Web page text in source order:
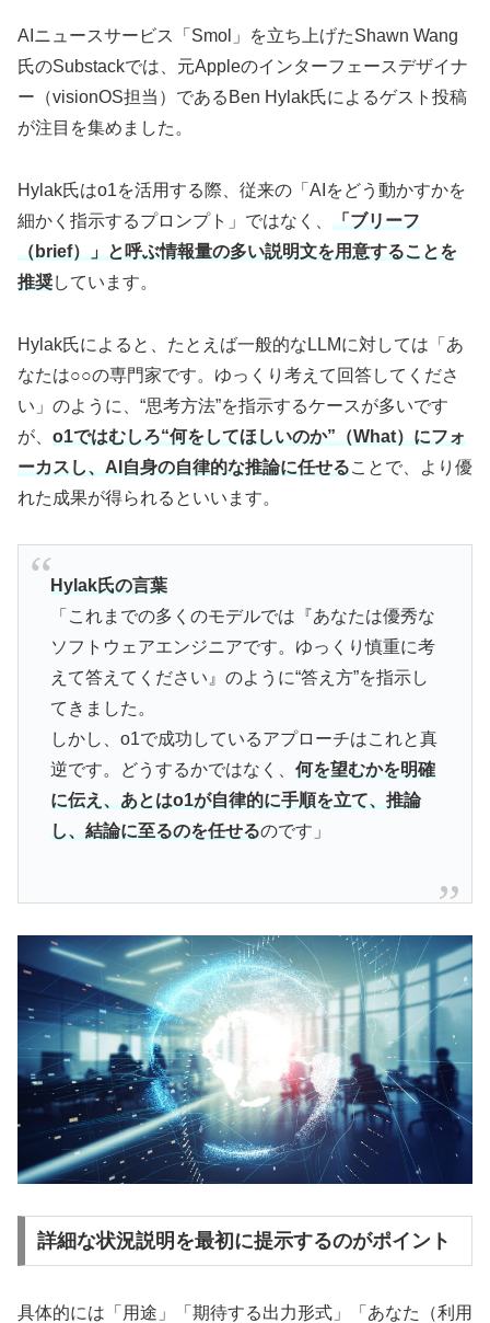
AIニュースサービス「Smol」を立ち上げたShawn Wang
氏のSubstackでは、元Appleのインターフェースデザイナ
ー（visionOS担当）であるBen Hylak氏によるゲスト投稿
が注目を集めました。
Hylak氏はo1を活用する際、従来の「AIをどう動かすかを
細かく指示するプロンプト」ではなく、
「ブリーフ
（brief）」と呼ぶ情報量の多い説明文を用意することを
推奨しています。
Hylak氏によると、たとえば一般的なLLMに対しては「あ
なたは○○の専門家です。ゆっくり考えて回答してくださ
い」のように、“思考方法”を指示するケースが多いです
が、 o1ではむしろ“何をしてほしいのか”（What）にフォ
ーカスし、AI自身の自律的な推論に任せることで、より優
れた成果が得られるといいます。
Hylak氏の言葉
「これまでの多くのモデルでは『あなたは優秀な
ソフトウェアエンジニアです。ゆっくり慎重に考
えて答えてください』のように“答え方”を指示し
てきました。
しかし、o1で成功しているアプローチはこれと真
逆です。どうするかではなく、 何を望むかを明確
に伝え、あとはo1が自律的に手順を立て、推論
し、結論に至るのを任せるのです」
詳細な状況説明を最初に提示するのがポイント
具体的には「用途」「期待する出力形式」「あなた（利用